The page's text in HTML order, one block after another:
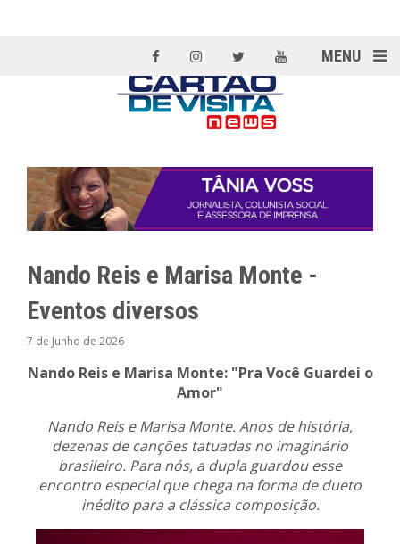
MENU
Nando Reis e Marisa Monte -
Eventos diversos
7 de Junho de 2026
Nando Reis e Marisa Monte: "Pra Você Guardei o
Amor"
Nando Reis e Marisa Monte. Anos de história,
dezenas de canções tatuadas no imaginário
brasileiro. Para nós, a dupla guardou esse
encontro especial que chega na forma de dueto
inédito para a clássica composição.